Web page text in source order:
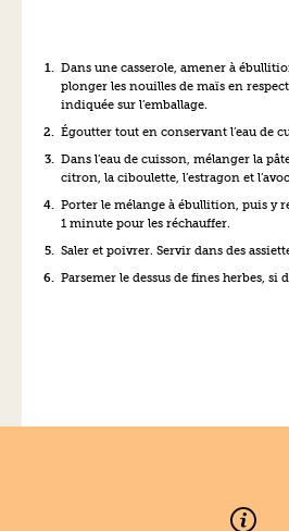
Dans une casserole, amener à
plonger les nouilles de maïs en
indiquée sur l’emballage.
Égoutter tout en conservant l’eau de
Dans l’eau de cuisson, mélanger la
citron, la ciboulette, l’estragon et
Porter le mélange à ébullition, puis y
1 minute pour les réchauffer.
Saler et poivrer. Servir dans des
Parsemer le dessus de fines herbes, si